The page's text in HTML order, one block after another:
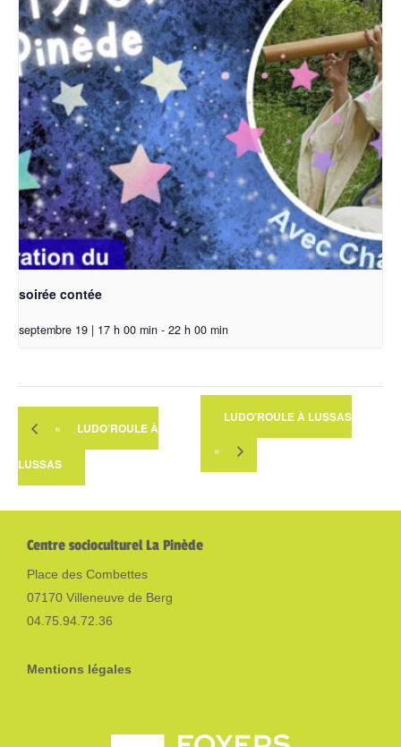
soirée contée
septembre 19 | 17 h 00 min - 22 h 00 min
« LUDO’ROULE À
LUSSAS
LUDO’ROULE À LUSSAS
»
Centre socioculturel La Pinède
Place des Combettes
07170 Villeneuve de Berg
04.75.94.72.36
Mentions légales